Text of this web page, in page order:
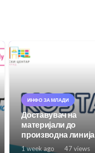
ИНФО ЗА МЛАДИ
Доставувач на
материјали до
производна линија
1 week ago 47views